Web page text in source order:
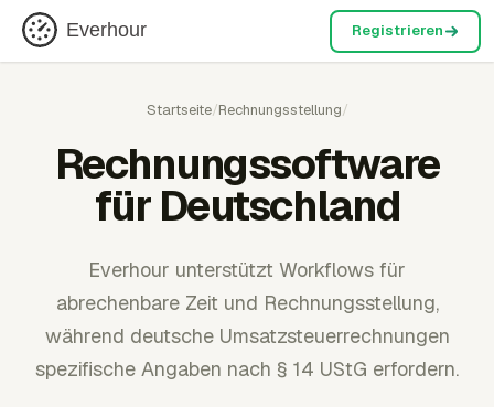
Everhour Registrieren
Startseite/Rechnungsstellung/
Rechnungssoftware
für Deutschland
Everhour unterstützt Workflows für
abrechenbare Zeit und Rechnungsstellung,
während deutsche Umsatzsteuerrechnungen
spezifische Angaben nach § 14 UStG erfordern.